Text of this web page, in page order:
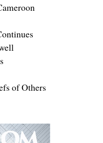
of Others